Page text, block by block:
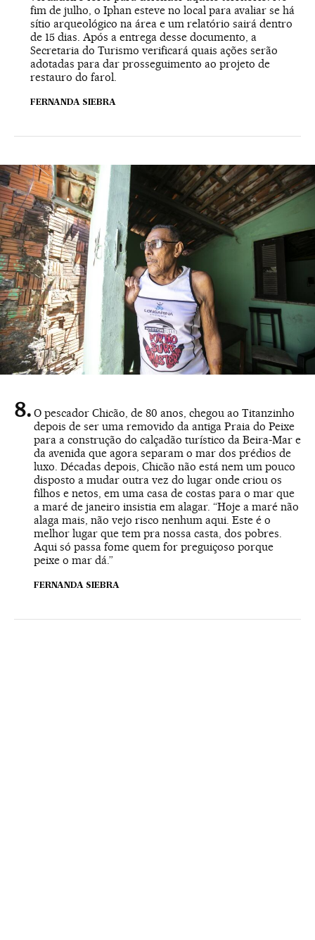
fim de julho, o Iphan esteve no local para avaliar se há
sítio arqueológico na área e um relatório sairá dentro
de 15 dias. Após a entrega desse documento, a
Secretaria do Turismo verificará quais ações serão
adotadas para dar prosseguimento ao projeto de
restauro do farol.
FERNANDA SIEBRA
O pescador Chicão, de 80 anos, chegou ao Titanzinho
depois de ser uma removido da antiga Praia do Peixe
para a construção do calçadão turístico da Beira-Mar e
da avenida que agora separam o mar dos prédios de
luxo. Décadas depois, Chicão não está nem um pouco
disposto a mudar outra vez do lugar onde criou os
filhos e netos, em uma casa de costas para o mar que
a maré de janeiro insistia em alagar. “Hoje a maré não
alaga mais, não vejo risco nenhum aqui. Este é o
melhor lugar que tem pra nossa casta, dos pobres.
Aqui só passa fome quem for preguiçoso porque
peixe o mar dá.”
FERNANDA SIEBRA